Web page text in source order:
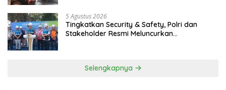
5 Agustus 2026
Tingkatkan Security & Safety, Polri dan
Stakeholder Resmi Meluncurkan
Selengkapnya